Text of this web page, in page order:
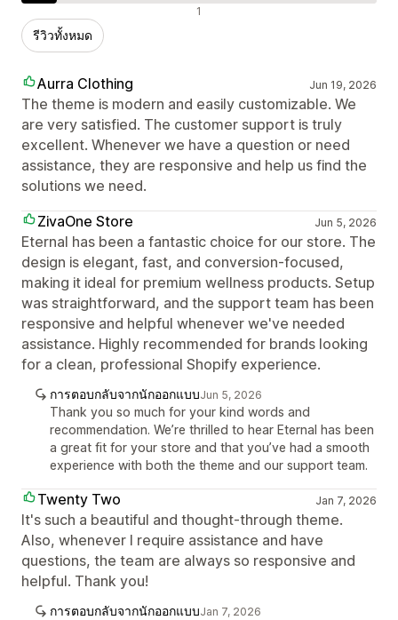
1
รีวิวทั้งหมด
Aurra Clothing Jun 19, 2026
The theme is modern and easily customizable. We
are very satisfied. The customer support is truly
excellent. Whenever we have a question or need
assistance, they are responsive and help us find the
solutions we need.
ZivaOne Store
Jun 5, 2026
Eternal has been a fantastic choice for our store. The
design is elegant, fast, and conversion-focused,
making it ideal for premium wellness products. Setup
was straightforward, and the support team has been
responsive and helpful whenever we've needed
assistance. Highly recommended for brands looking
for a clean, professional Shopify experience.
การตอบกลับจากนักออกแบบJun 5, 2026
Thank you so much for your kind words and
recommendation. We’re thrilled to hear Eternal has been
a great fit for your store and that you’ve had a smooth
experience with both the theme and our support team.
Twenty Two Jan 7, 2026
It's such a beautiful and thought-through theme.
Also, whenever I require assistance and have
questions, the team are always so responsive and
helpful. Thank you!
การตอบกลับจากนักออกแบบJan 7, 2026